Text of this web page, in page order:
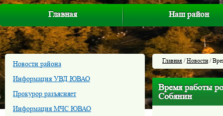
Главная Наш район
Новости района
Информация УВД ЮВАО
Прокурор разъясняет
Информация МЧС ЮВАО
Главная /Новости/
Время работы
Собянин